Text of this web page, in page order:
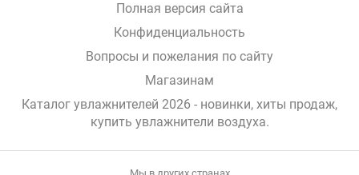
Полная версия сайта
Конфиденциальность
Вопросы и пожелания по сайту
Магазинам
Каталог увлажнителей 2026 - новинки, хиты продаж,
купить увлажнители воздуха.